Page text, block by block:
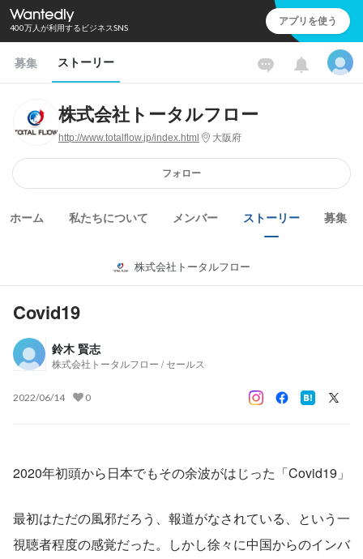
400万人が利用するビジネスSNS アプリを使う
募集 ストーリー
株式会社トータルフロー
http://www.totalflow.jp/index.html 大阪府
フォロー
ホーム 私たちについて メンバー ストーリー 募集
株式会社トータルフロー
Covid19
鈴木 賢志
株式会社トータルフロー / セールス
2022/06/14 0
2020年初頭から日本でもその余波がはじった「Covid19」
最初はただの風邪だろう、報道がなされている、という一
視聴者程度の感覚だった。しかし徐々に中国からのインバ